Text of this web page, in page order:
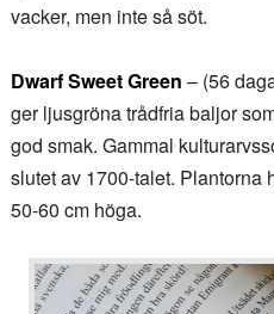
vacker, men inte så söt.
Dwarf Sweet Green – (56
ger ljusgröna trådfria baljor
god smak. Gammal
slutet av 1700-talet. Plantorna
50-60 cm höga.